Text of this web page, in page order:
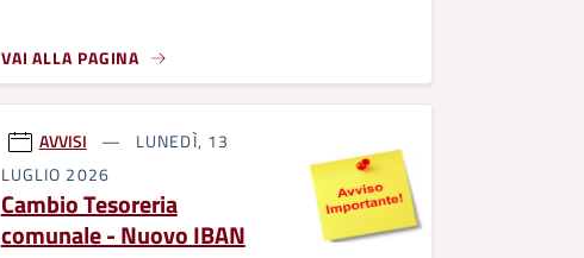
VAI ALLA PAGINA
AVVISI
LUNEDÌ, 13
LUGLIO 2026
Cambio Tesoreria
comunale - Nuovo IBAN